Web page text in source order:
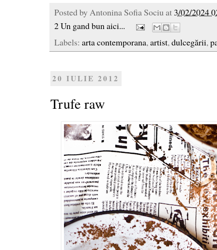
Posted by Antonina Sofia Sociu at 3/02/2024
2 Un gand bun aici...
Labels: arta contemporana, artist, dulcegării,
20 IULIE 2012
Trufe raw